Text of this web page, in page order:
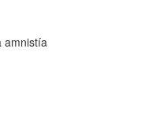
amnistía